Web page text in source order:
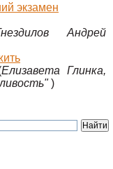
экзамен
Андрей
Елизавета Глинка,
)